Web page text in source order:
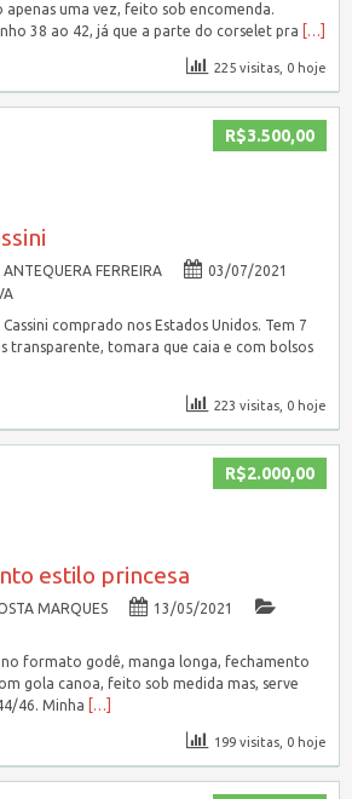
apenas uma vez, feito sob encomenda.
38 ao 42, já que a parte do corselet pra
[…]
225 visitas, 0 hoje
R$3.500,00
FERREIRA
03/07/2021
comprado nos Estados Unidos. Tem 7
transparente, tomara que caia e com bolsos
223 visitas, 0 hoje
R$2.000,00
estilo princesa
MARQUES
13/05/2021
formato godê, manga longa, fechamento
gola canoa, feito sob medida mas, serve
46. Minha
[…]
199 visitas, 0 hoje